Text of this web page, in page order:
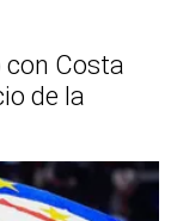
con Costa
de la